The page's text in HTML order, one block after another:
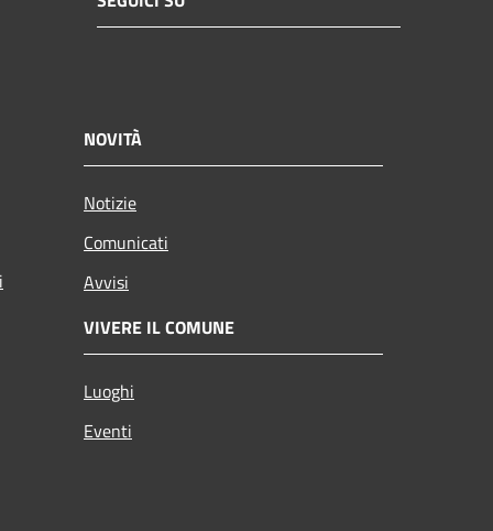
NOVITÀ
Notizie
Comunicati
Avvisi
VIVERE IL COMUNE
Luoghi
Eventi